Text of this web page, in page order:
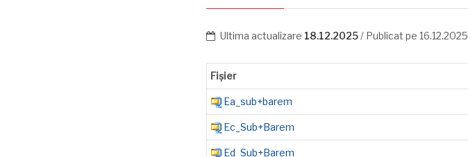
Ultima actualizare 18.12.2025/ Publicat pe 16.12.2025
Fișier
Ea_sub+barem
Ec_Sub+Barem
Ed_Sub+Barem